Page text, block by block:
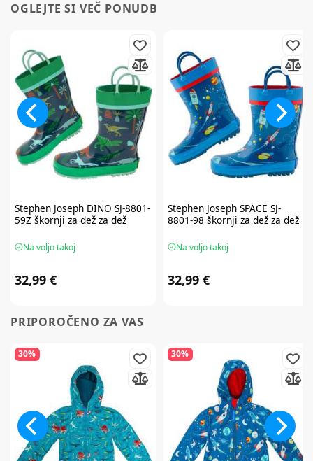
OGLEJTE SI VEČ PONUDB
Stephen JosephDINO SJ-8801-
59Z škornji za dež za dež
Na voljo takoj
32,99 €
Stephen JosephSPACE SJ-
8801-98 škornji za dež za dež
Na voljo takoj
32,99 €
PRIPOROČENO ZA VAS
30% 30%